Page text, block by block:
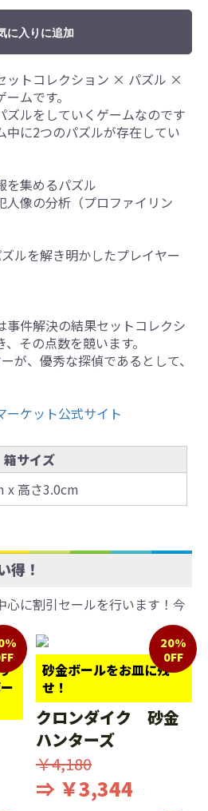
に入りに追加
ットコレクション × パズル ×
ムです。
ズルをしていくゲームなのです
中に2つのパズルが存在してい
集めるパズル
像の分析（プロファイリン
ルを解き明かしたプレイヤー
事件解決の結果セットコレクシ
その点数を競います。
が、優秀な探偵であるとして、
ケット公式サイト
箱サイズ
x 高さ3.0cm
得！
心に割引セールを行います！今
砂金ボールをお皿に残
せ！
20%
0FF
クロンダイク 砂金
ハンターズ
￥4,180
⇒ ￥3,344